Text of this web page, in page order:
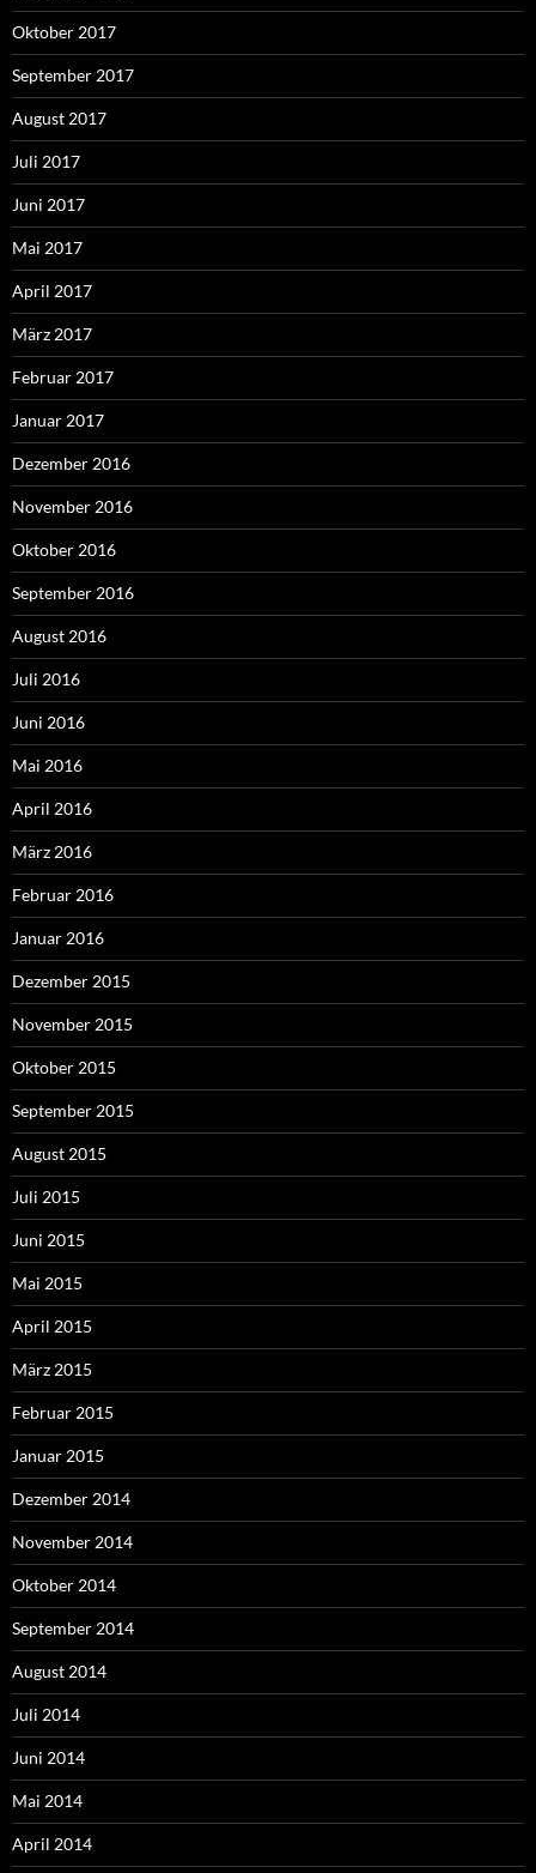
Oktober 2017
September 2017
August 2017
Juli 2017
Juni 2017
Mai 2017
April 2017
März 2017
Februar 2017
Januar 2017
Dezember 2016
November 2016
Oktober 2016
September 2016
August 2016
Juli 2016
Juni 2016
Mai 2016
April 2016
März 2016
Februar 2016
Januar 2016
Dezember 2015
November 2015
Oktober 2015
September 2015
August 2015
Juli 2015
Juni 2015
Mai 2015
April 2015
März 2015
Februar 2015
Januar 2015
Dezember 2014
November 2014
Oktober 2014
September 2014
August 2014
Juli 2014
Juni 2014
Mai 2014
April 2014